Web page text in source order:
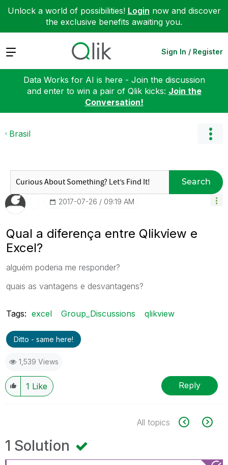
Unlock a world of possibilities! Login now and discover
the exclusive benefits awaiting you.
Expand Sign In / Register
Data Works for AI is here - Join the discussion
and enter to win a pair of Qlik kicks: Join the
Conversation!
Brasil
Search
‎2017-07-26 09:19 AM
Qual a diferença entre Qlikview e
Excel?
alguém poderia me responder?
quais as vantagens e desvantagens?
Tags: excel Group_Discussions qlikview
Ditto - same here!
1,539 Views
1 Like Reply
All topics
1 Solution